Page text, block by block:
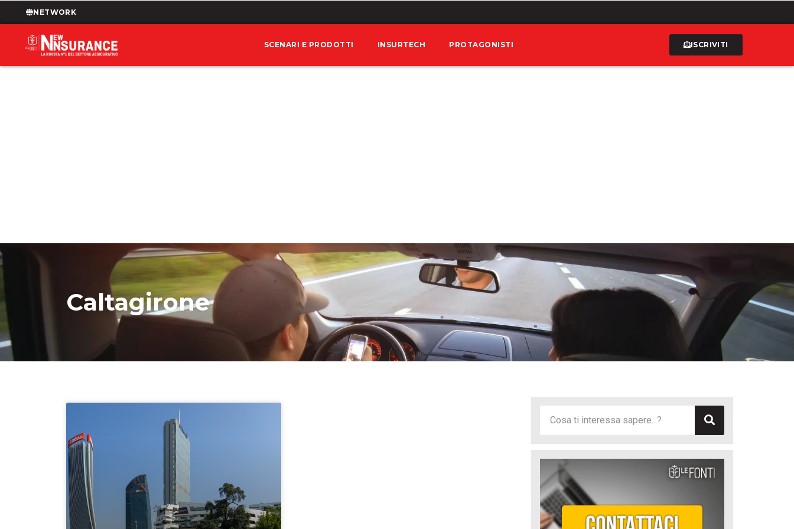
NETWORK
SCENARI E PRODOTTI INSURTECH PROTAGONISTI ISCRIVITI
Caltagirone